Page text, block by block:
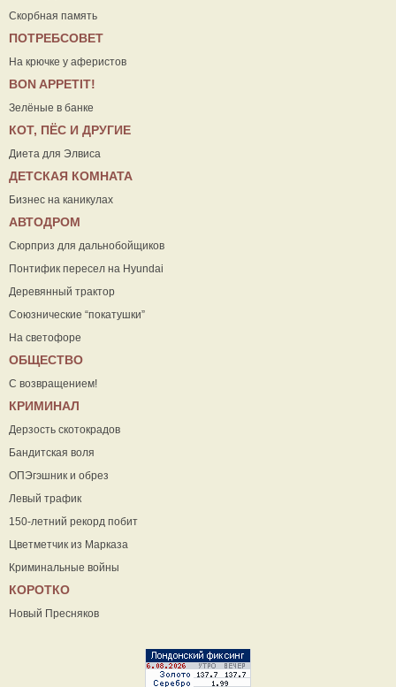
Скорбная память
ПОТРЕБСОВЕТ
На крючке у аферистов
ВON APPETIT!
Зелёные в банке
КОТ, ПЁС И ДРУГИЕ
Диета для Элвиса
ДЕТСКАЯ КОМНАТА
Бизнес на каникулах
АВТОДРОМ
Сюрприз для дальнобойщиков
Понтифик пересел на Hyundai
Деревянный трактор
Союзнические “покатушки”
На светофоре
ОБЩЕСТВО
С возвращением!
КРИМИНАЛ
Дерзость скотокрадов
Бандитская воля
ОПЭгэшник и обрез
Левый трафик
150-летний рекорд побит
Цветметчик из Марказа
Криминальные войны
КОРОТКО
Новый Пресняков